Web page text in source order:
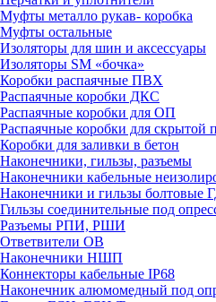
Муфты металло рукав- коробка
Муфты остальные
Изоляторы для шин и аксессуары
Изоляторы SM «бочка»
Коробки распаячные ПВХ
Распаячные коробки ДКС
Распаячные коробки для ОП
Распаячные коробки для скрытой
Коробки для заливки в бетон
Наконечники, гильзы, разъемы
Наконечники кабельные
Наконечники и гильзы
Гильзы соединительные под
Разъемы РПИ, РШИ
Ответвители ОВ
Наконечники НШП
Коннекторы кабельные IP68
Наконечник алюмомедный под